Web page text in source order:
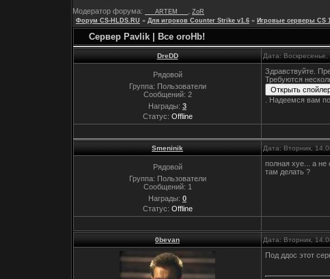
Модератор форума:
___ARTEM___
ZoR
Форум CS-HLDS.RU » Для игроков Counter Strike v1.6 » Игровые серверы CS
Сервер Pavlik | Bce oroHb!
DreDD Дата:
Рядовой
Группа: Пользователи
Сообщений: 2
Награды: 3
Статус: Offline
Здравствуйте.
Требуются
. Надеемся вам
Smeninik Дата: Вторник,
Рядовой
Группа: Пользователи
Сообщений: 1
Награды: 0
Статус: Offline
полная хуе... а не
там делать ?
0bevan Дата: Вторник,
Под ддос этот